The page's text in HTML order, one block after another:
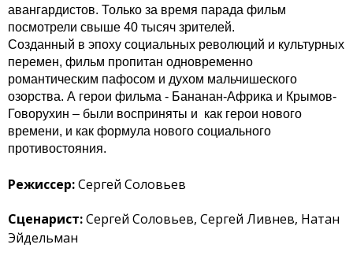
авангардистов. Только за время парада фильм
посмотрели свыше 40 тысяч зрителей.
Созданный в эпоху социальных революций и культурных
перемен, фильм пропитан одновременно
романтическим пафосом и духом мальчишеского
озорства. А герои фильма - Бананан-Африка и Крымов-
Говорухин – были восприняты и как герои нового
времени, и как формула нового социального
противостояния.
Режиссер:Сергей Соловьев
Сценариcт:Сергей Соловьев, Сергей Ливнев, Натан
Эйдельман